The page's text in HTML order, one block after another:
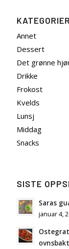
KATEGORIER
Annet
Dessert
Det grønne
Drikke
Frokost
Kvelds
Lunsj
Middag
Snacks
SISTE
Saras
januar 4,